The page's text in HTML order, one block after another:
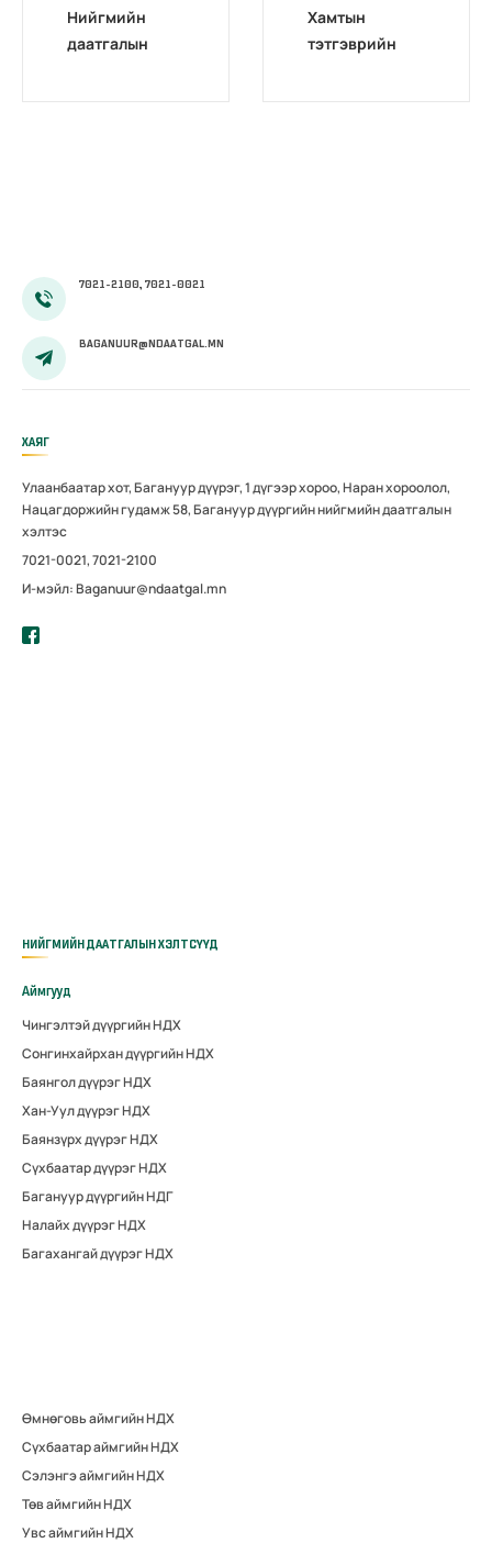
Нийгмийн
даатгалын
Хамтын
тэтгэврийн
7021-2100, 7021-0021
BAGANUUR@NDAATGAL.MN
ХАЯГ
Улаанбаатар хот, Багануур дүүрэг, 1 дүгээр хороо, Наран хороолол,
Нацагдоржийн гудамж 58, Багануур дүүргийн нийгмийн даатгалын
хэлтэс
7021-0021, 7021-2100
И-мэйл: Baganuur@ndaatgal.mn
НИЙГМИЙН ДААТГАЛЫН ХЭЛТСҮҮД
Аймгууд
Чингэлтэй дүүргийн НДХ
Сонгинхайрхан дүүргийн НДХ
Баянгол дүүрэг НДХ
Хан-Уул дүүрэг НДХ
Баянзүрх дүүрэг НДХ
Сүхбаатар дүүрэг НДХ
Багануур дүүргийн НДГ
Налайх дүүрэг НДХ
Багахангай дүүрэг НДХ
Өмнөговь аймгийн НДХ
Сүхбаатар аймгийн НДХ
Сэлэнгэ аймгийн НДХ
Төв аймгийн НДХ
Увс аймгийн НДХ